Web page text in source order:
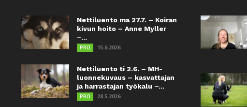
Nettiluento ma 27.7. – Koiran
kivun hoito – Anne Myller
–...
PRO 15.6.2026
Nettiluento ti 2.6. – MH-
luonnekuvaus – kasvattajan
ja harrastajan työkalu –...
PRO 28.5.2026